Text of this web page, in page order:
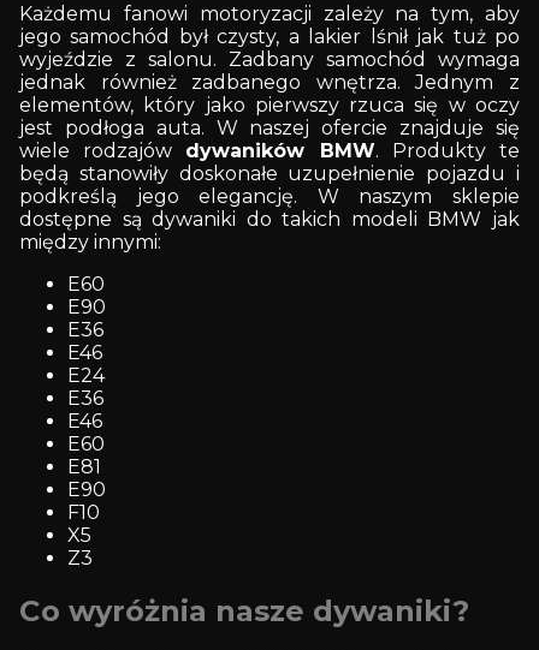
Każdemu fanowi motoryzacji zależy na tym, aby
jego samochód był czysty, a lakier lśnił jak tuż po
wyjeździe z salonu. Zadbany samochód wymaga
jednak również zadbanego wnętrza. Jednym z
elementów, który jako pierwszy rzuca się w oczy
jest podłoga auta. W naszej ofercie znajduje się
wiele rodzajów dywaników BMW. Produkty te
będą stanowiły doskonałe uzupełnienie pojazdu i
podkreślą jego elegancję. W naszym sklepie
dostępne są dywaniki do takich modeli BMW jak
między innymi:
E60
E90
E36
E46
E24
E36
E46
E60
E81
E90
F10
X5
Z3
Co wyróżnia nasze dywaniki?